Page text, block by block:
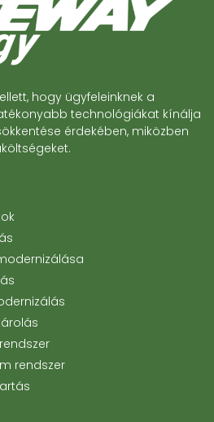
hogy ügyfeleinknek a
technológiákat kínálja
érdekében, miközben
rendszer